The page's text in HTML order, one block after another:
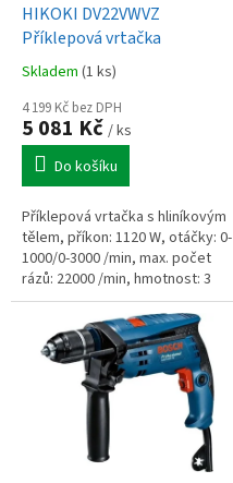
HIKOKI DV22VWVZ
Příklepová vrtačka
Skladem (1 ks)
4 199 Kč bez DPH
5 081 Kč / ks
Do košíku
Příklepová vrtačka s hliníkovým
tělem, příkon: 1120 W, otáčky: 0-
1000/0-3000 /min, max. počet
rázů: 22000 /min, hmotnost: 3
kg.